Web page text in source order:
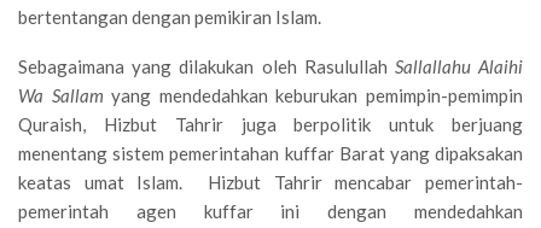
bertentangan dengan pemikiran Islam.
Sebagaimana yang dilakukan oleh Rasulullah Sallallahu Alaihi
Wa Sallam yang mendedahkan keburukan pemimpin-pemimpin
Quraish, Hizbut Tahrir juga berpolitik untuk berjuang
menentang sistem pemerintahan kuffar Barat yang dipaksakan
keatas umat Islam. Hizbut Tahrir mencabar pemerintah-
pemerintah agen kuffar ini dengan mendedahkan